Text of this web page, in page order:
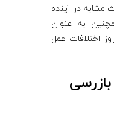
مشابه در آینده
به عنوان
اختلافات عمل